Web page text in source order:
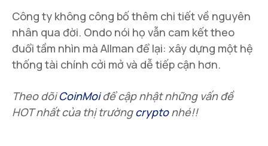
Công ty không công bố thêm chi tiết về nguyên
nhân qua đời. Ondo nói họ vẫn cam kết theo
đuổi tầm nhìn mà Allman để lại: xây dựng một hệ
thống tài chính cởi mở và dễ tiếp cận hơn.
Theo dõiCoinMoiđể cập nhật những vấn đề
HOT nhất của thị trườngcrypto nhé!!